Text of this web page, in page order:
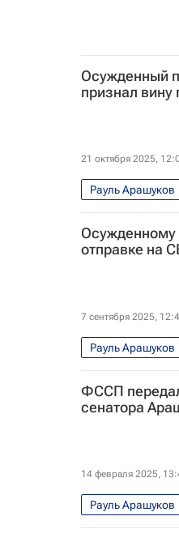
Осужденный
признал вину
21 октября 2025,
Рауль Арашуков
Газпром
Осужденному
отправке на
7 сентября 2025,
Рауль Арашуков
Оренбургская
Общество
ФССП
сенатора
14 февраля 2025,
Рауль Арашуков
Федеральная